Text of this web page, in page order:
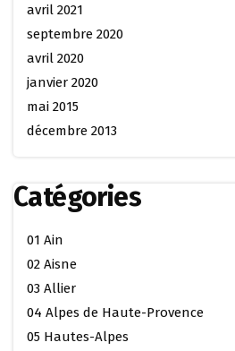
avril 2021
septembre 2020
avril 2020
janvier 2020
mai 2015
décembre 2013
Catégories
01 Ain
02 Aisne
03 Allier
04 Alpes de Haute-Provence
05 Hautes-Alpes